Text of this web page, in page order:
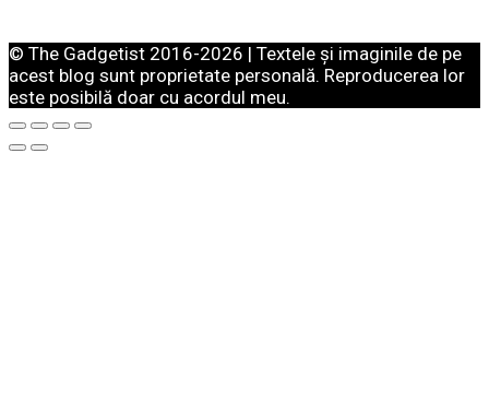
© The Gadgetist 2016-2026 | Textele și imaginile de pe
acest blog sunt proprietate personală. Reproducerea lor
este posibilă doar cu acordul meu.